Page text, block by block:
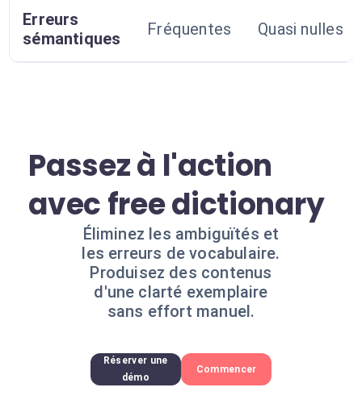
Erreurs
sémantiques
Fréquentes Quasi nulles
Passez à l'action
avec free dictionary
Éliminez les ambiguïtés et
les erreurs de vocabulaire.
Produisez des contenus
d'une clarté exemplaire
sans effort manuel.
Réserver une
démo
Commencer